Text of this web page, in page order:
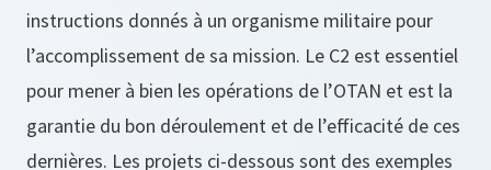
instructions donnés à un organisme militaire pour
l’accomplissement de sa mission. Le C2 est essentiel
pour mener à bien les opérations de l’OTAN et est la
garantie du bon déroulement et de l’efficacité de ces
dernières. Les projets ci-dessous sont des exemples